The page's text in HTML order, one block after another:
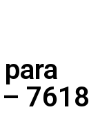
7618